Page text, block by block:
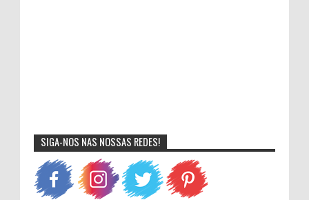
SIGA-NOS NAS NOSSAS REDES!